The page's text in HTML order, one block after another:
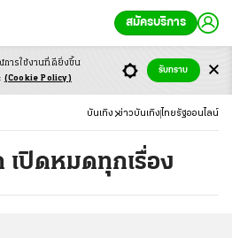
สมัครบริการ
บันเทิง ข่าวบันเทิง ไทยรัฐออนไลน์
เปิดหมดทุกเรื่อง
การใช้งานที่ดียิ่งขึ้น
(Cookie Policy)
รับทราบ